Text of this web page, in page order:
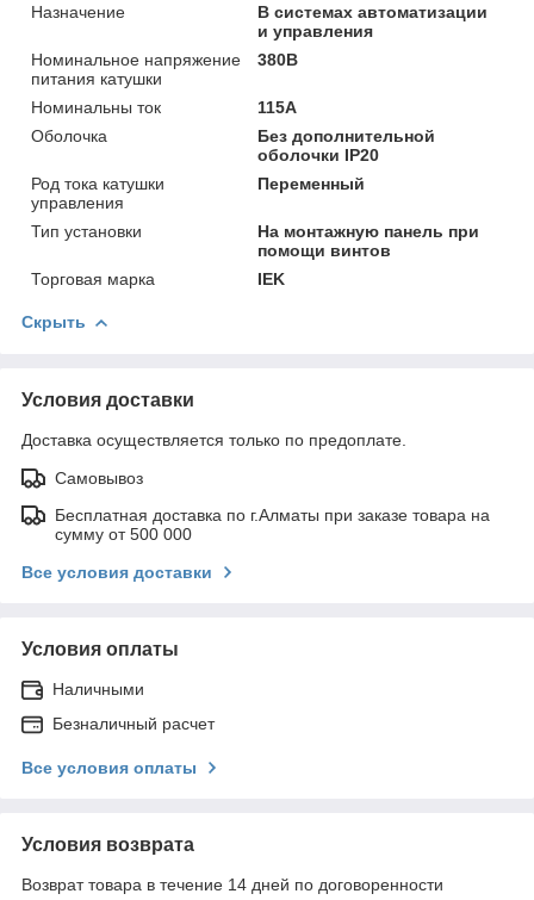
Назначение
В системах автоматизации
и управления
Номинальное напряжение
питания катушки
380В
Номинальны ток
115А
Оболочка
Без дополнительной
оболочки IP20
Род тока катушки
управления
Переменный
Тип установки
На монтажную панель при
помощи винтов
Торговая марка
IEK
Скрыть
Условия доставки
Доставка осуществляется только по предоплате.
Самовывоз
Бесплатная доставка по г.Алматы при заказе товара на
сумму от 500 000
Все условия доставки
Условия оплаты
Наличными
Безналичный расчет
Все условия оплаты
Условия возврата
Возврат товара в течение 14 дней по договоренности